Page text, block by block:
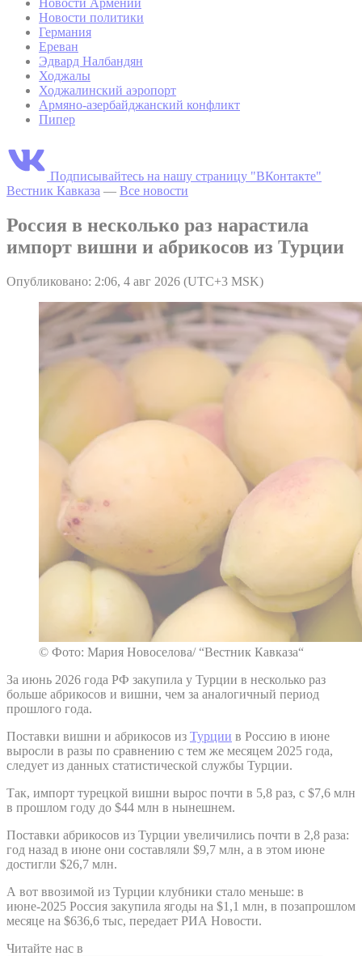
Новости политики
Германия
Ереван
Эдвард Налбандян
Ходжалы
Ходжалинский аэропорт
Армяно-азербайджанский конфликт
Пипер
Подписывайтесь на нашу страницу "ВКонтакте"
Вестник Кавказа — Все новости
Россия в несколько раз нарастила
импорт вишни и абрикосов из Турции
Опубликовано: 2:06, 4 авг 2026 (UTC+3 MSK)
© Фото: Мария Новоселова/ “Вестник Кавказа“
За июнь 2026 года РФ закупила у Турции в несколько раз
больше абрикосов и вишни, чем за аналогичный период
прошлого года.
Поставки вишни и абрикосов из Турции в Россию в июне
выросли в разы по сравнению с тем же месяцем 2025 года,
следует из данных статистической службы Турции.
Так, импорт турецкой вишни вырос почти в 5,8 раз, с $7,6 млн
в прошлом году до $44 млн в нынешнем.
Поставки абрикосов из Турции увеличились почти в 2,8 раза:
год назад в июне они составляли $9,7 млн, а в этом июне
достигли $26,7 млн.
А вот ввозимой из Турции клубники стало меньше: в
июне-2025 Россия закупила ягоды на $1,1 млн, в позапрошлом
месяце на $636,6 тыс, передает РИА Новости.
Читайте нас в